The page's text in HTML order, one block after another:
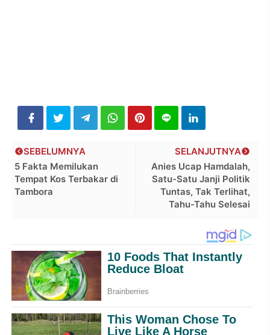
SELANJUTNYA
Anies Ucap Hamdalah,
Satu-Satu Janji Politik
Tuntas, Tak Terlihat,
Tahu-Tahu Selesai
SEBELUMNYA
5 Fakta Memilukan
Tempat Kos Terbakar di
Tambora